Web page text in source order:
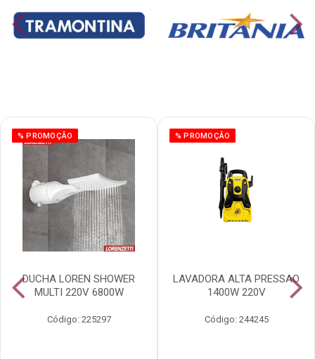
% PROMOÇÃO
DUCHA LOREN SHOWER
MULTI 220V 6800W
Código: 225297
% PROMOÇÃO
LAVADORA ALTA PRESSAO
1400W 220V
Código: 244245